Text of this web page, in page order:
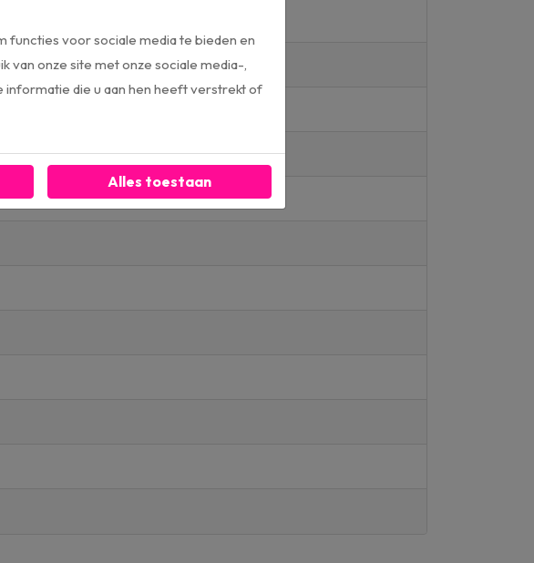
functies voor sociale media te bieden en
van onze site met onze sociale media-,
die u aan hen heeft verstrekt of
Alles toestaan